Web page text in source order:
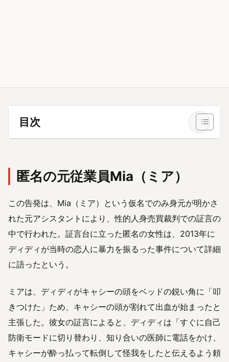
目次
匿名の元従業員Mia（ミア）
この告発は、Mia（ミア）という仮名でのみ身元が明かさ
れた元アシスタントにより、性的人身売買裁判での証言の
中で行われた。証言台に立った匿名の女性は、2013年に
ディディが当時の恋人に暴力を振るった事件について詳細
に語ったという。
ミアは、ディディがキャシーの頭をベッドの鋭い角に「叩
きつけた」ため、キャシーの頭が割れて出血が始まったと
主張した。彼女の証言によると、ディディは「すぐに自己
防衛モードに切り替わり、知り合いの医師に電話をかけ、
キャシーが酔っ払って転倒して怪我をしたと伝えるよう頼